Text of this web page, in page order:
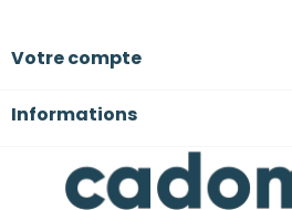
Votre compte
Informations